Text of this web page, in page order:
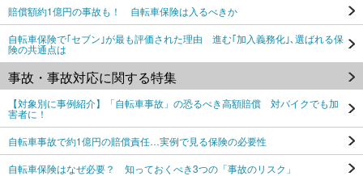
賠償額約1億円の事故も！ 自転車保険は入るべきか
自転車保険で｢セブン｣が最も評価された理由 進む｢加入義務化｣､選ばれる保
険の共通点は
事故・事故対応に関する特集
【対象別に事例紹介】「自転車事故」の恐るべき高額賠償 対バイクでも加
害者に！
自転車事故で約1億円の賠償責任…実例で見る保険の必要性
自転車保険はなぜ必要？ 知っておくべき3つの「事故のリスク」